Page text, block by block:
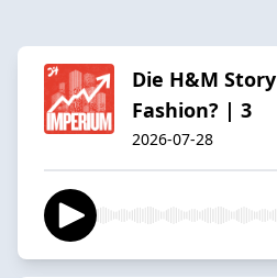
Die H&M
Fashion? | 3
2026-07-28